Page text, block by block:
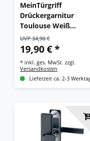
MeinTürgriff
Drückergarnitur
Toulouse Weiß
Türdrücker BB PZ WC
UVP 34,90 €
19,90 € *
* inkl. ges. MwSt. zzgl.
Versandkosten
Lieferzeit ca. 2-3